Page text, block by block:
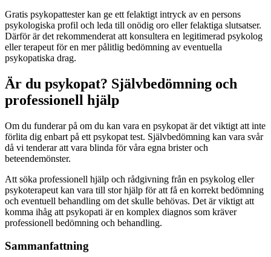
Gratis psykopattester kan ge ett felaktigt intryck av en persons
psykologiska profil och leda till onödig oro eller felaktiga slutsatser.
Därför är det rekommenderat att konsultera en legitimerad psykolog
eller terapeut för en mer pålitlig bedömning av eventuella
psykopatiska drag.
Är du psykopat? Självbedömning och
professionell hjälp
Om du funderar på om du kan vara en psykopat är det viktigt att inte
förlita dig enbart på ett psykopat test. Självbedömning kan vara svår
då vi tenderar att vara blinda för våra egna brister och
beteendemönster.
Att söka professionell hjälp och rådgivning från en psykolog eller
psykoterapeut kan vara till stor hjälp för att få en korrekt bedömning
och eventuell behandling om det skulle behövas. Det är viktigt att
komma ihåg att psykopati är en komplex diagnos som kräver
professionell bedömning och behandling.
Sammanfattning